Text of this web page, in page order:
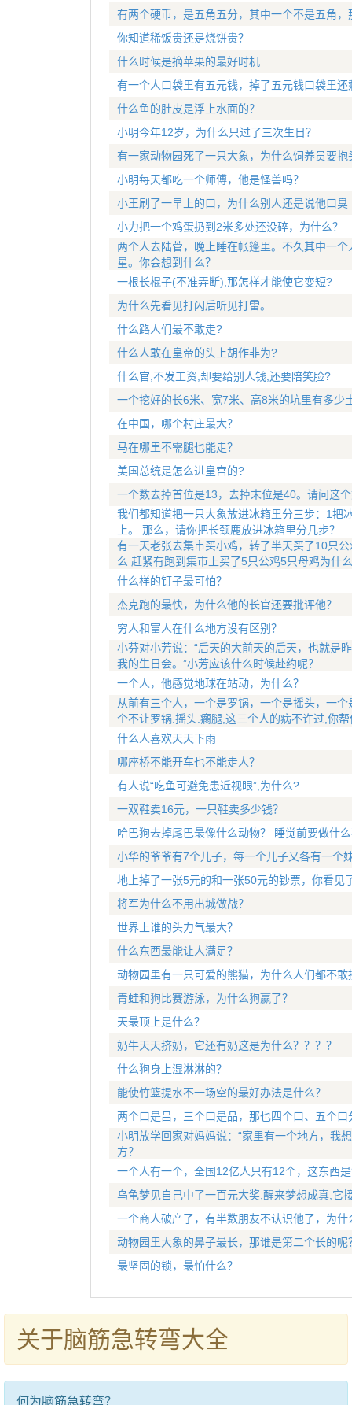
有两个硬币，是五角五分，其中一个不是五角，
你知道稀饭贵还是烧饼贵？
什么时候是摘苹果的最好时机
有一个人口袋里有五元钱，掉了五元钱口袋里还
什么鱼的肚皮是浮上水面的？
小明今年12岁，为什么只过了三次生日？
有一家动物园死了一只大象，为什么饲养员要抱
小明每天都吃一个师傅，他是怪兽吗？
小王刷了一早上的口，为什么别人还是说他口臭
小力把一个鸡蛋扔到2米多处还没碎，为什么？
两个人去陆菅，晚上睡在帐篷里。不久其中一
星。你会想到什么？
一根长棍子(不准弄断),那怎样才能使它变短?
为什么先看见打闪后听见打雷。
什么路人们最不敢走?
什么人敢在皇帝的头上胡作非为?
什么官,不发工资,却要给别人钱,还要陪笑脸?
一个挖好的长6米、宽7米、高8米的坑里有多少
在中国，哪个村庄最大？
马在哪里不需腿也能走？
美国总统是怎么进皇宫的?
一个数去掉首位是13，去掉末位是40。请问这
我们都知道把一只大象放进冰箱里分三步：1把
上。 那么，请你把长颈鹿放进冰箱里分几步？
有一天老张去集市买小鸡，转了半天买了10只
么 赶紧有跑到集市上买了5只公鸡5只母鸡为什
什么样的钉子最可怕？
杰克跑的最快，为什么他的长官还要批评他？
穷人和富人在什么地方没有区别？
小芬对小芳说：“后天的大前天的后天，也就是
我的生日会。”小芳应该什么时候赴约呢？
一个人，他感觉地球在站动，为什么？
从前有三个人，一个是罗锅，一个是摇头，一
个不让罗锅.摇头.瘸腿,这三个人的病不许过,你
什么人喜欢天天下雨
哪座桥不能开车也不能走人？
有人说“吃鱼可避免患近视眼”,为什么?
一双鞋卖16元，一只鞋卖多少钱？
哈巴狗去掉尾巴最像什么动物？ 睡觉前要做什
小华的爷爷有7个儿子，每一个儿子又各有一个
地上掉了一张5元的和一张50元的钞票，你看见
将军为什么不用出城做战？
世界上谁的头力气最大？
什么东西最能让人满足？
动物园里有一只可爱的熊猫，为什么人们都不敢
青蛙和狗比赛游泳，为什么狗赢了？
天最顶上是什么？
奶牛天天挤奶，它还有奶这是为什么？？？？
什么狗身上湿淋淋的？
能使竹篮提水不一场空的最好办法是什么？
两个口是吕，三个口是品，那也四个口、五个口
小明放学回家对妈妈说：“家里有一个地方，我
方？
一个人有一个，全国12亿人只有12个，这东西
乌龟梦见自己中了一百元大奖,醒来梦想成真,它
一个商人破产了，有半数朋友不认识他了，为什
动物园里大象的鼻子最长，那谁是第二个长的呢
最坚固的锁，最怕什么？
关于脑筋急转弯大全
何为脑筋急转弯？